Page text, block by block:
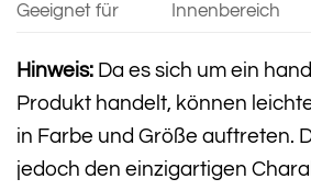
Geeignet für Innenbereich
Hinweis: Da es sich um ein
Produkt handelt, können
in Farbe und Größe auftreten.
jedoch den einzigartigen